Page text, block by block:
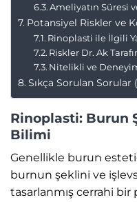
Ameliyatın Süresi
Potansiyel Riskler ve
Rinoplasti ile İlgili
Riskler Dr. Ak
Nitelikli ve
Sıkça Sorulan Sorular
Rinoplasti: Burun
Bilimi
Genellikle burun
burnun şeklini ve
tasarlanmış cerrahi